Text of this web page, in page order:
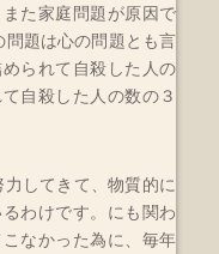
た家庭問題が原因で
問題は心の問題とも言
られて自殺した人の
自殺した人の数の３
してきて、物質的に
わけです。にも関わ
なかった為に、毎年